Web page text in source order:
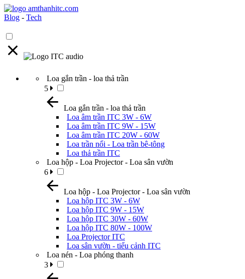
Blog - Tech
Loa gắn trần - loa thả trần
5
Loa gắn trần - loa thả trần
Loa âm trần ITC 3W - 6W
Loa âm trần ITC 9W - 15W
Loa âm trần ITC 20W - 60W
Loa trần nổi - Loa trần bê-tông
Loa thả trần ITC
Loa hộp - Loa Projector - Loa sân vườn
6
Loa hộp - Loa Projector - Loa sân vườn
Loa hộp ITC 3W - 6W
Loa hộp ITC 9W - 15W
Loa hộp ITC 30W - 60W
Loa hộp ITC 80W - 100W
Loa Projector ITC
Loa sân vườn - tiểu cảnh ITC
Loa nén - Loa phóng thanh
3